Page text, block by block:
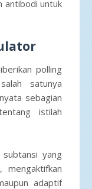
antibodi untuk
polling
satunya
sebagian
istilah
yang
mengaktifkan
adaptif